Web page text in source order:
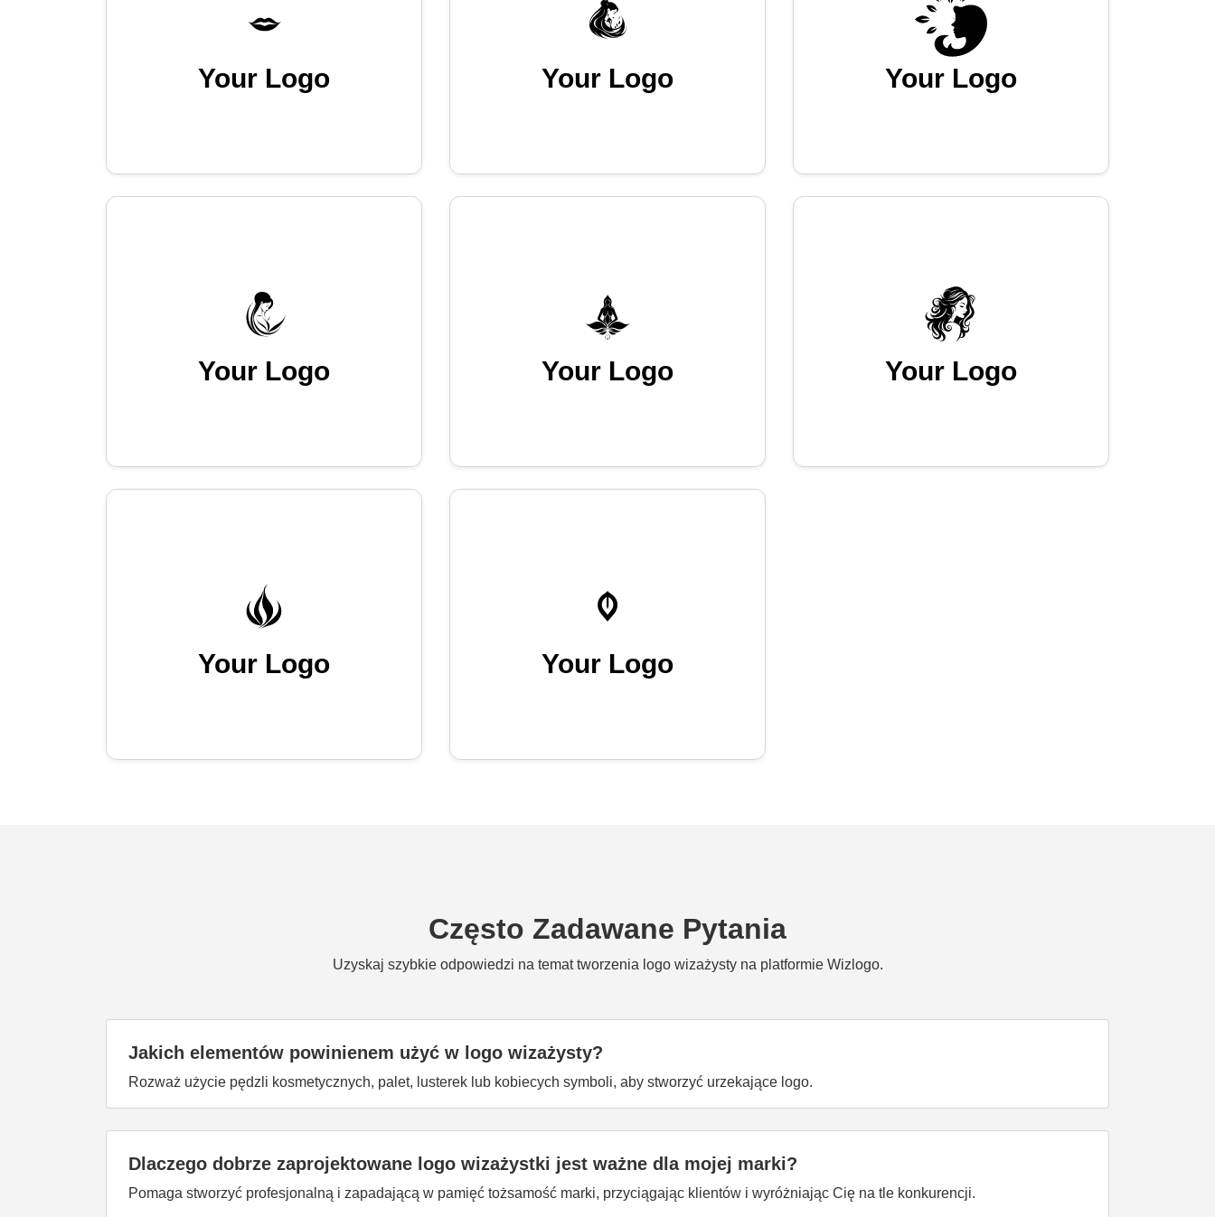
Your Logo Your Logo Your Logo
Your Logo Your Logo Your Logo
Your Logo Your Logo
Często Zadawane Pytania
Uzyskaj szybkie odpowiedzi na temat tworzenia logo wizażysty na platformie Wizlogo.
Jakich elementów powinienem użyć w logo wizażysty?
Rozważ użycie pędzli kosmetycznych, palet, lusterek lub kobiecych symboli, aby stworzyć urzekające logo.
Dlaczego dobrze zaprojektowane logo wizażystki jest ważne dla mojej marki?
Pomaga stworzyć profesjonalną i zapadającą w pamięć tożsamość marki, przyciągając klientów i wyróżniając Cię na tle konkurencji.